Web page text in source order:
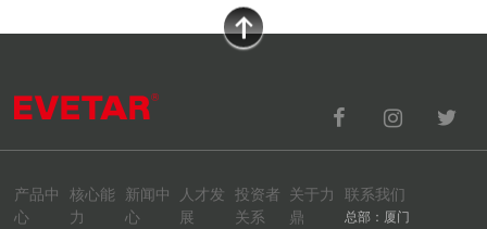
产品中
心
核心能
力
新闻中
心
人才发
展
投资者
关系
关于力
鼎
联系我们
总部：厦门